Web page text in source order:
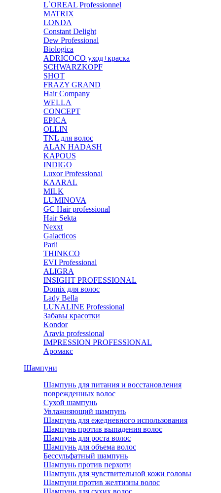
L`OREAL Professionnel
MATRIX
LONDA
Constant Delight
Dew Professional
Biologica
ADRICOCO уход+краска
SCHWARZKOPF
SHOT
FRAZY GRAND
Hair Company
WELLA
CONCEPT
EPICA
OLLIN
TNL для волос
ALAN HADASH
KAPOUS
INDIGO
Luxor Professional
KAARAL
MILK
LUMINOVA
GC Hair professional
Hair Sekta
Nexxt
Galacticos
Parli
THINKCO
EVI Professional
ALIGRA
INSIGHT PROFESSIONAL
Domix для волос
Lady Bella
LUNALINE Professional
Забавы красотки
Kondor
Aravia professional
IMPRESSION PROFESSIONAL
Аромакс
Шампуни
Шампунь для питания и восстановления
поврежденных волос
Сухой шампунь
Увлажняющий шампунь
Шампунь для ежедневного использования
Шампунь против выпадения волос
Шампунь для роста волос
Шампунь для объема волос
Бессульфатный шампунь
Шампунь против перхоти
Шампунь для чувствительной кожи головы
Шампуни против желтизны волос
Шампунь для сухих волос